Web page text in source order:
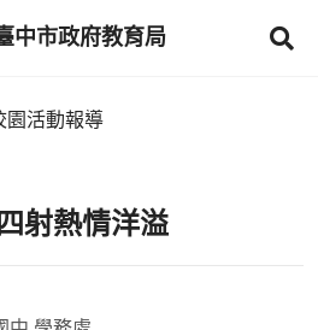
中市政府教育局
園活動報導
射熱情洋溢